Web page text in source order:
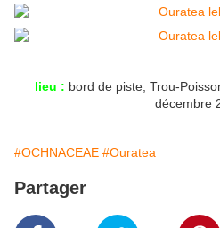
lieu : bord de piste, Trou-
décembre
#OCHNACEAE #Ouratea
Partager